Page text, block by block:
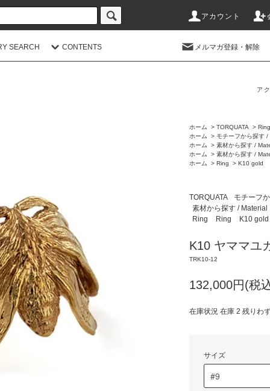
アカウント
SEARCH CONTENTS メルマガ登録・解除
ア
ホーム > TORQUATA > Ring
ホーム
> モチーフから探す /
ホーム
> 素材から探す /
ホーム
> 素材から探す /
ホーム
> Ring > K10 gold
TORQUATA
モチーフ
素材から探す / Material
Ring
Ring K10 gold
K10 ヤママユ
TRK10-12
132,000円(税
在庫状況 在庫 2 残りわ
サイズ